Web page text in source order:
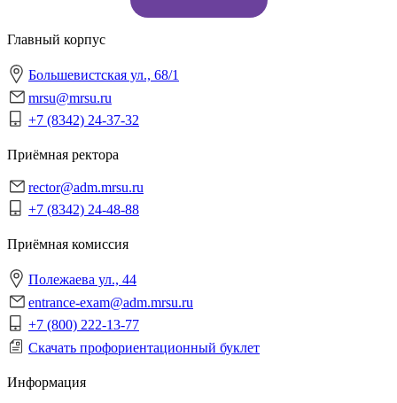
Главный корпус
Большевистская ул., 68/1
mrsu@mrsu.ru
+7 (8342) 24-37-32
Приёмная ректора
rector@adm.mrsu.ru
+7 (8342) 24-48-88
Приёмная комиссия
Полежаева ул., 44
entrance-exam@adm.mrsu.ru
+7 (800) 222-13-77
Скачать профориентационный буклет
Информация